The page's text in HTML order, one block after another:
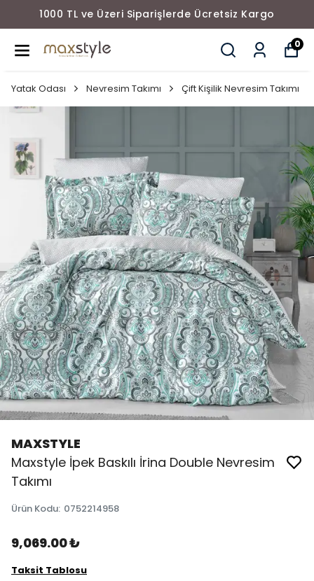
1000 TL ve Üzeri Siparişlerde Ücretsiz Kargo
0
Yatak Odası Nevresim Takımı Çift Kişilik Nevresim Takımı
MAXSTYLE
Maxstyle İpek Baskılı İrina Double Nevresim
Takımı
Ürün Kodu: 0752214958
9,069.00 ₺
Taksit Tablosu